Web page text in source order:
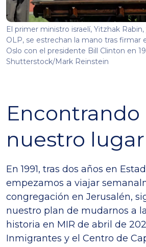
El primer ministro israelí, Yitzhak Rabin,
OLP, se estrechan la mano tras firmar
Oslo con el presidente Bill Clinton en
Shutterstock/Mark Reinstein
Encontrando
nuestro lugar
En 1991, tras dos años en
empezamos a viajar
congregación en Jerusalén,
nuestro plan de mudarnos a
historia en MIR de abril de
Inmigrantes y el Centro de